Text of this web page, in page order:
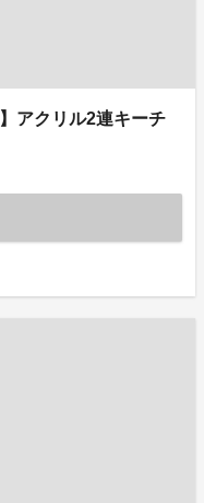
アクリル2連キーチ